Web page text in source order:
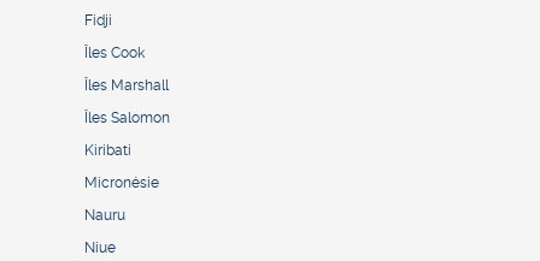
Fidji
Îles Cook
Îles Marshall
Îles Salomon
Kiribati
Micronésie
Nauru
Niue